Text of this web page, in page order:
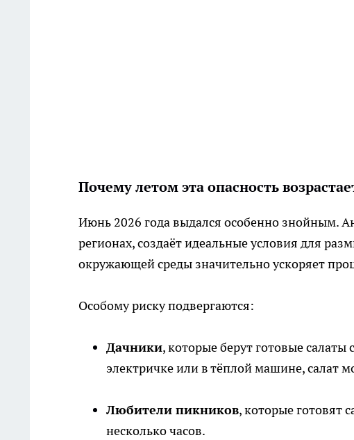
Почему летом эта опасность
Июнь 2026 года выдался особенно знойным.
регионах, создаёт идеальные условия для
окружающей среды значительно ускоряет
Особому риску подвергаются:
Дачники, которые берут готовые
электричке или в тёплой машине, салат
Любители пикников, которые готовят
несколько часов.